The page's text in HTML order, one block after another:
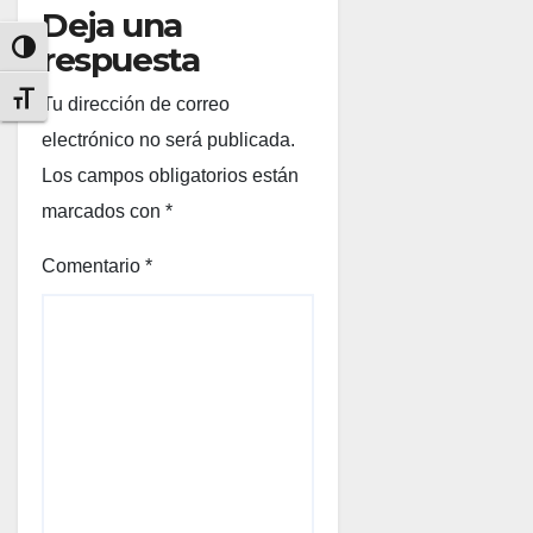
Alternar alto contraste
Alternar tamaño de letra
Deja una
respuesta
Tu dirección de correo
electrónico no será publicada.
Los campos obligatorios están
marcados con *
Comentario *